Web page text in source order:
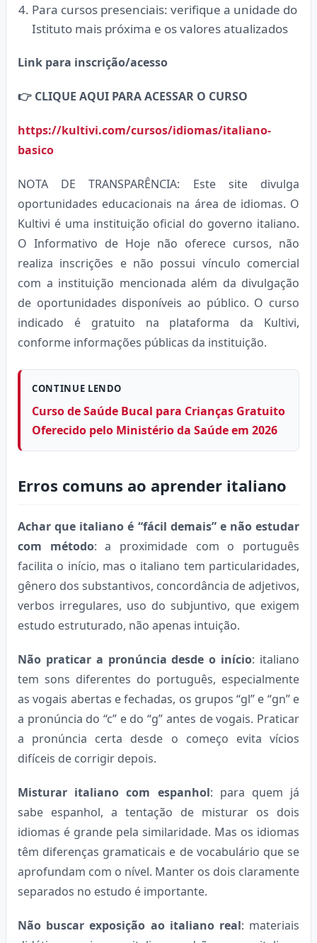
Para cursos presenciais: verifique a unidade do
Istituto mais próxima e os valores atualizados
Link para inscrição/acesso
👉 CLIQUE AQUI PARA ACESSAR O CURSO
https://kultivi.com/cursos/idiomas/italiano-
basico
NOTA DE TRANSPARÊNCIA: Este site divulga
oportunidades educacionais na área de idiomas. O
Kultivi é uma instituição oficial do governo italiano.
O Informativo de Hoje não oferece cursos, não
realiza inscrições e não possui vínculo comercial
com a instituição mencionada além da divulgação
de oportunidades disponíveis ao público. O curso
indicado é gratuito na plataforma da Kultivi,
conforme informações públicas da instituição.
CONTINUE LENDO
Curso de Saúde Bucal para Crianças Gratuito
Oferecido pelo Ministério da Saúde em 2026
Erros comuns ao aprender italiano
Achar que italiano é “fácil demais” e não estudar
com método: a proximidade com o português
facilita o início, mas o italiano tem particularidades,
gênero dos substantivos, concordância de adjetivos,
verbos irregulares, uso do subjuntivo, que exigem
estudo estruturado, não apenas intuição.
Não praticar a pronúncia desde o início: italiano
tem sons diferentes do português, especialmente
as vogais abertas e fechadas, os grupos “gl” e “gn” e
a pronúncia do “c” e do “g” antes de vogais. Praticar
a pronúncia certa desde o começo evita vícios
difíceis de corrigir depois.
Misturar italiano com espanhol: para quem já
sabe espanhol, a tentação de misturar os dois
idiomas é grande pela similaridade. Mas os idiomas
têm diferenças gramaticais e de vocabulário que se
aprofundam com o nível. Manter os dois claramente
separados no estudo é importante.
Não buscar exposição ao italiano real: materiais